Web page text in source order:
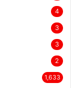
4
3
3
2
1,633